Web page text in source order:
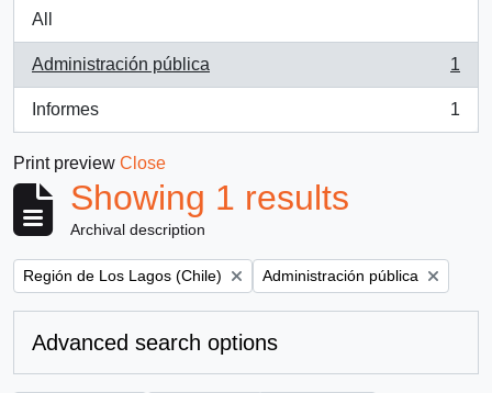
All
Administración pública
, 1 results
1
Informes
, 1 results
1
Print preview Close
Showing 1 results
Archival description
Remove filter:
Región de Los Lagos (Chile) Remove filter:
Administración pública
Advanced search options